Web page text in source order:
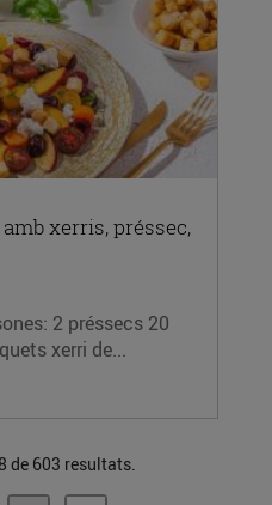
xerris, préssec,
2 préssecs 20
xerri de...
de 603 resultats.